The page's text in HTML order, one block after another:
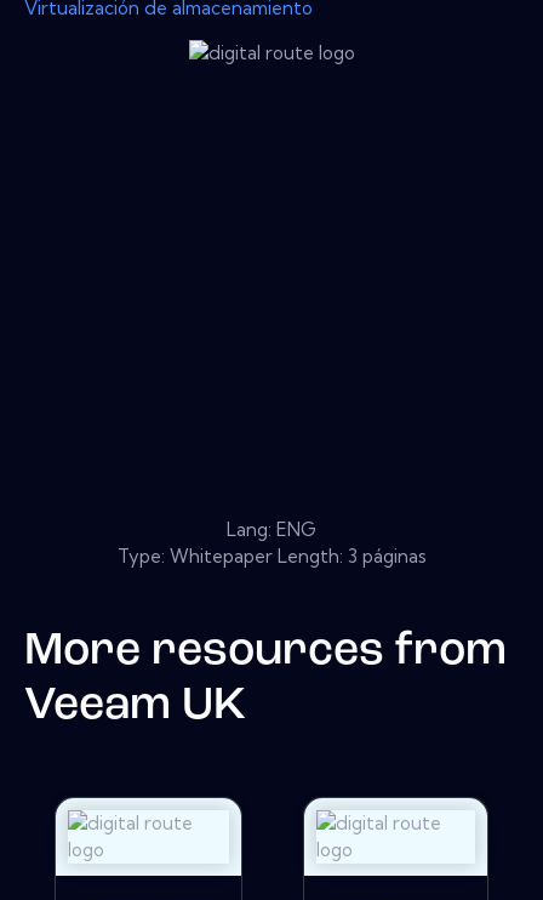
Virtualización de almacenamiento
Lang: ENG
Type: Whitepaper Length: 3 páginas
More resources from
Veeam UK